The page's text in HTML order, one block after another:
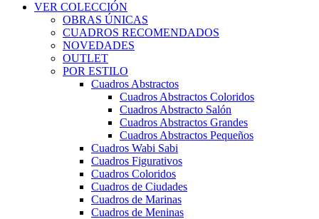
VER COLECCIÓN
OBRAS ÚNICAS
CUADROS RECOMENDADOS
NOVEDADES
OUTLET
POR ESTILO
Cuadros Abstractos
Cuadros Abstractos Coloridos
Cuadros Abstracto Salón
Cuadros Abstractos Grandes
Cuadros Abstractos Pequeños
Cuadros Wabi Sabi
Cuadros Figurativos
Cuadros Coloridos
Cuadros de Ciudades
Cuadros de Marinas
Cuadros de Meninas